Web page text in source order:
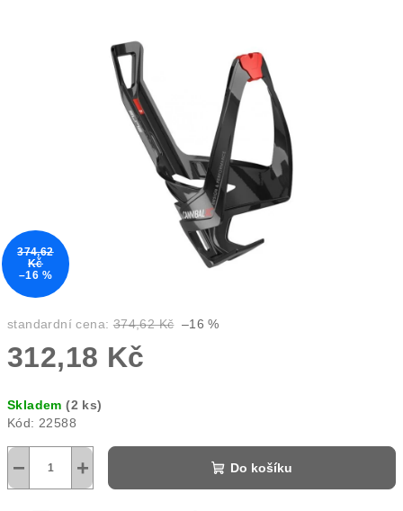
standardní cena: 374,62 Kč –16 %
312,18 Kč
cena:
Skladem(2 ks)
Kód: 22588
+
− Do košíku
hvězdiček.
374,62
Kč
–16 %